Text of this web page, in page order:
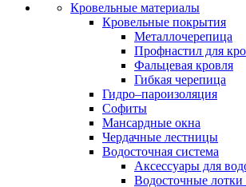
Кровельные материалы
Кровельные покрытия
Металлочерепица
Профнастил для
Фальцевая кровля
Гибкая черепица
Гидро–пароизоляция
Софиты
Мансардные окна
Чердачные лестницы
Водосточная система
Аксессуары для
Водосточные лотки